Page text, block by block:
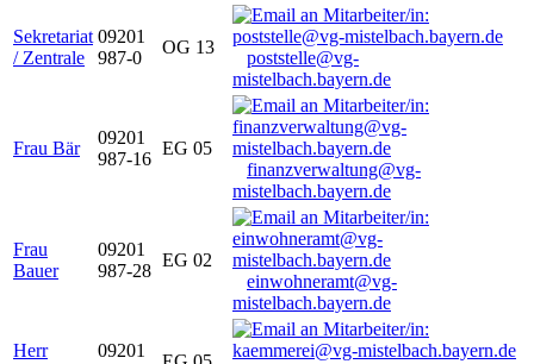
Sekretariat
/ Zentrale
09201
987-0
OG 13
poststelle@vg-
mistelbach.bayern.de
Frau Bär
09201
987-16
EG 05
finanzverwaltung@vg-
mistelbach.bayern.de
Frau
Bauer
09201
987-28
EG 02
einwohneramt@vg-
mistelbach.bayern.de
Herr
09201